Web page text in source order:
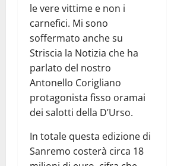
le vere vittime e non i
carnefici. Mi sono
soffermato anche su
Striscia la Notizia che ha
parlato del nostro
Antonello Corigliano
protagonista fisso oramai
dei salotti della D’Urso.
In totale questa edizione di
Sanremo costerà circa 18